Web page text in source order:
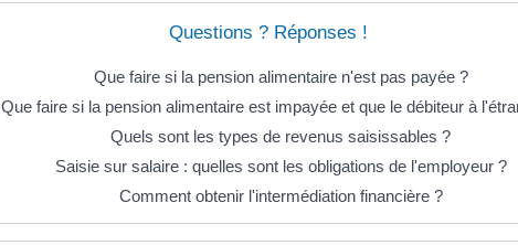
Questions ? Réponses !
Que faire si la pension alimentaire n'est pas payée ?
Que faire si la pension alimentaire est impayée et que le débiteur à
Quels sont les types de revenus saisissables ?
Saisie sur salaire : quelles sont les obligations de l'employeur ?
Comment obtenir l'intermédiation financière ?